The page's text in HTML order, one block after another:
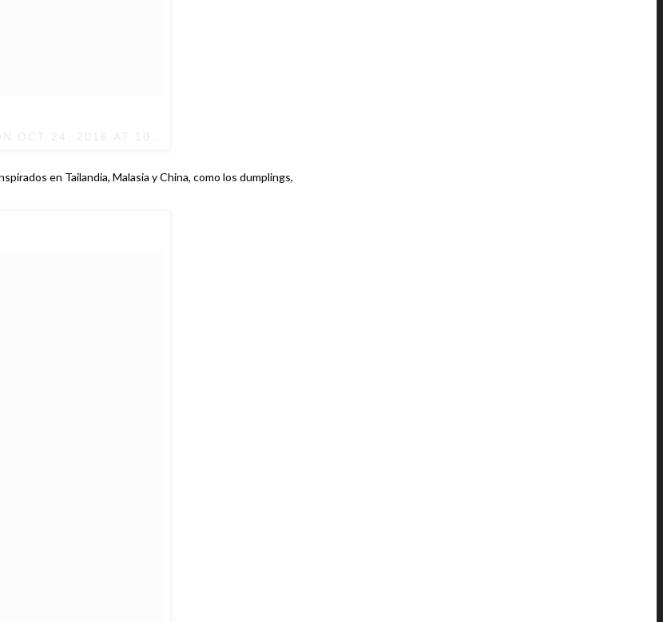
en Tailandia, Malasia y China, como los dumplings,